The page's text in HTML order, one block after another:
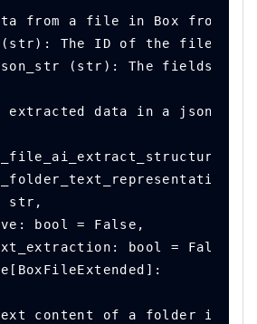
from a file in Box from a
The ID of the file to
(str): The fields to
extracted data in a json
str,
bool = False,
bool = False,
content of a folder in